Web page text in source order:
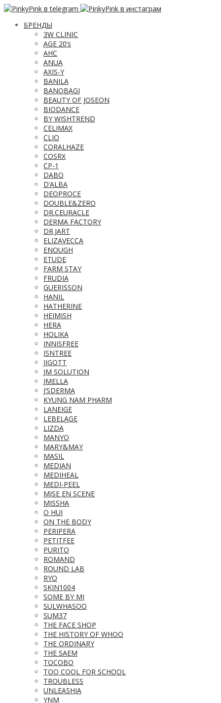
БРЕНДЫ
3W CLINIC
AGE 20’s
AHC
ANUA
AXIS-Y
BANILA
BANOBAGI
BEAUTY OF JOSEON
BIODANCE
BY WISHTREND
CELIMAX
CLIO
CORALHAZE
COSRX
CP-1
DABO
D’ALBA
DEOPROCE
DOUBLE&ZERO
DR.CEURACLE
DERMA FACTORY
DR.JART
ELIZAVECCA
ENOUGH
ETUDE
FARM STAY
FRUDIA
GUERISSON
HANIL
HATHERINE
HEIMISH
HERA
HOLIKA
INNISFREE
ISNTREE
JIGOTT
JM SOLUTION
JMELLA
J’SDERMA
KYUNG NAM PHARM
LANEIGE
LEBELAGE
LIZDA
MANYO
MARY&MAY
MASIL
MEDIAN
MEDIHEAL
MEDI-PEEL
MISE EN SCENE
MISSHA
O HUI
ON THE BODY
PERIPERA
PETITFEE
PURITO
ROMAND
ROUND LAB
RYO
SKIN1004
SOME BY MI
SULWHASOO
SUM37
THE FACE SHOP
THE HISTORY OF WHOO
THE ORDINARY
THE SAEM
TOCOBO
TOO COOL FOR SCHOOL
TROUBLESS
UNLEASHIA
YNM